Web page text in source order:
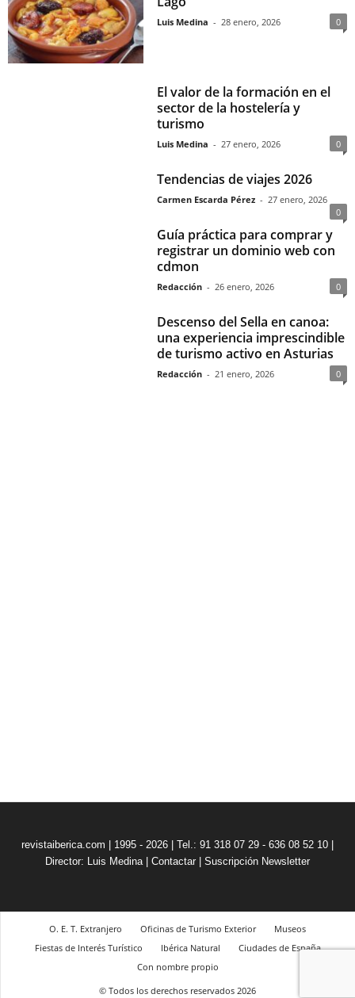
Luis Medina - 28 enero, 2026 0
El valor de la formación en el
sector de la hostelería y
turismo
Luis Medina - 27 enero, 2026 0
Tendencias de viajes 2026
Carmen Escarda Pérez - 27 enero, 2026
0
Guía práctica para comprar y
registrar un dominio web con
cdmon
Redacción - 26 enero, 2026 0
Descenso del Sella en canoa:
una experiencia imprescindible
de turismo activo en Asturias
Redacción - 21 enero, 2026 0
revistaiberica.com | 1995 - 2026 | Tel.: 91 318 07 29 - 636 08 52 10 |
Director: Luis Medina
Contactar Suscripción Newsletter
O. E. T. Extranjero Oficinas de Turismo Exterior
Museos
Fiestas de Interés Turístico
Ibérica Natural
Ciudades de España
Con nombre propio
© Todos los derechos reservados 2026